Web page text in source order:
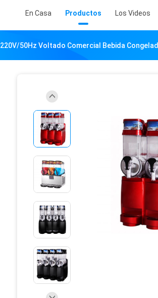
En Casa Productos Los Videos
220V/50Hz Voltado Comercial Bebida